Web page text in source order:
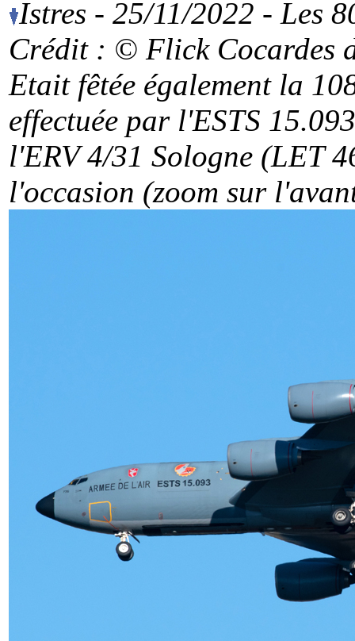
Istres - 25/11/2022 - Les
Crédit : © Flick Cocardes
Etait fêtée également la
effectuée par l'ESTS
l'ERV 4/31 Sologne (LET
l'occasion (zoom sur